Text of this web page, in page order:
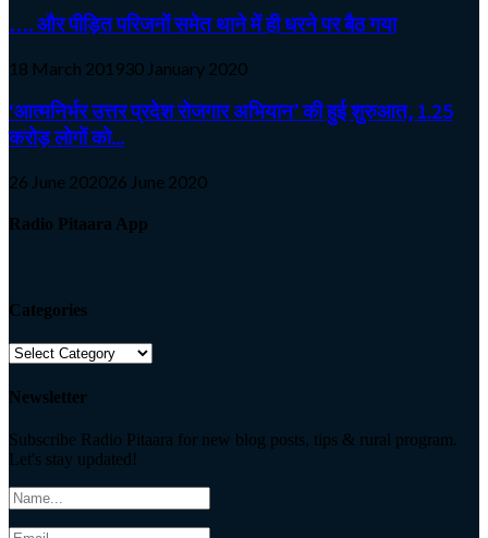
…. और पीड़ित परिजनों समेत थाने में ही धरने पर बैठ गया
18 March 201930 January 2020
‘आत्मनिर्भर उत्तर प्रदेश रोजगार अभियान’ की हुई शुरुआत, 1.25
करोड़ लोगों को...
26 June 202026 June 2020
Radio Pitaara App
Categories
Categories
Newsletter
Subscribe Radio Pitaara for new blog posts, tips & rural program.
Let's stay updated!